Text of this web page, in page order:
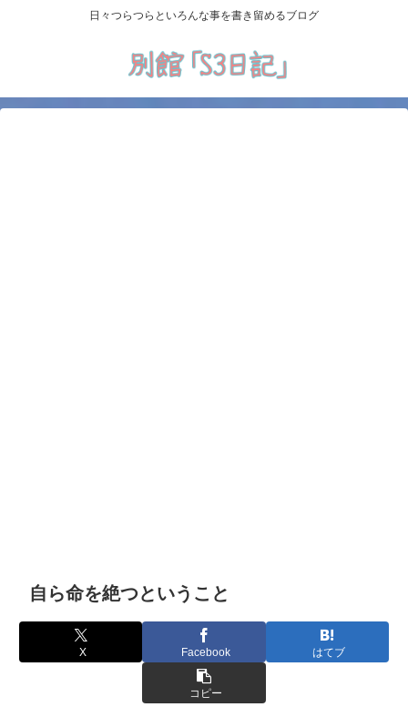
日々つらつらといろんな事を書き留めるブログ
自ら命を絶つということ
X Facebook はてブ
コピー